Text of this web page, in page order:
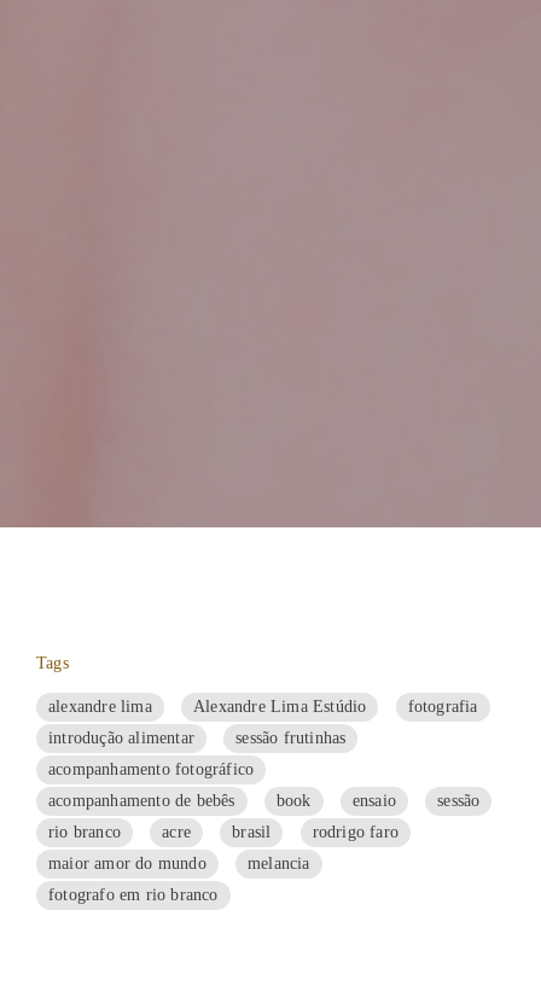
Tags
alexandre lima Alexandre Lima Estúdio
fotografia
introdução alimentar
sessão frutinhas
acompanhamento fotográfico
acompanhamento de bebês
book ensaio
sessão
rio branco
acre brasil
rodrigo faro
maior amor do mundo
melancia
fotografo em rio branco